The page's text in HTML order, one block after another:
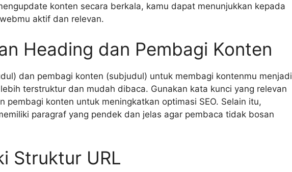
konten secara berkala, kamu dapat menunjukkan kepada
aktif dan relevan.
Heading dan Pembagi Konten
dan pembagi konten (subjudul) untuk membagi kontenmu menjadi
terstruktur dan mudah dibaca. Gunakan kata kunci yang relevan
pembagi konten untuk meningkatkan optimasi SEO. Selain itu,
paragraf yang pendek dan jelas agar pembaca tidak bosan
Struktur URL